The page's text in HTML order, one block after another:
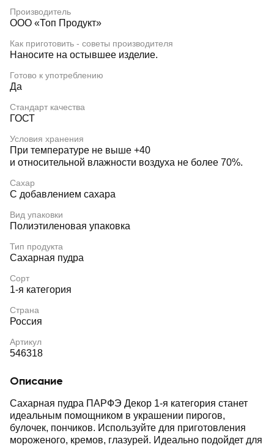
Производитель
ООО «Топ Продукт»
Как приготовить - советы производителя
Наносите на остывшее изделие.
Готово к употреблению
Да
Стандарт качества
ГОСТ
Условия хранения
При температуре не выше +40
и относительной влажности воздуха не более 70%.
Сахар
С добавлением сахара
Вид упаковки
Полиэтиленовая упаковка
Тип продукта
Сахарная пудра
Сорт
1-я категория
Страна
Россия
Артикул
546318
Описание
Сахарная пудра ПАРФЭ Декор 1-я категория станет
идеальным помощником в украшении пирогов,
булочек, пончиков. Используйте для приготовления
мороженого, кремов, глазурей. Идеально подойдет для